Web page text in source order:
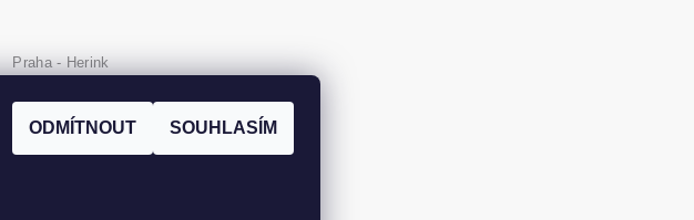
Praha - Herink
+420 606 020 266
ODMÍTNOUT SOUHLASÍM